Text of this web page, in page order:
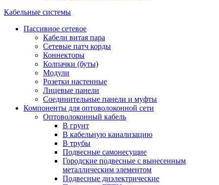
Кабельные системы
Пассивное сетевое
Кабели витая пара
Сетевые патч корды
Коннекторы
Колпачки (буты)
Модули
Розетки настенные
Лицевые панели
Соединительные панели и муфты
Компоненты для оптоволоконной сети
Оптоволоконный кабель
В грунт
В кабельную канализацию
В трубы
Подвесные самонесущие
Городские подвесные с вынесенным
металлическим элементом
Подвесные диэлектрические